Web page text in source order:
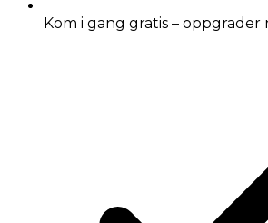
Kom i gang gratis – oppgrader